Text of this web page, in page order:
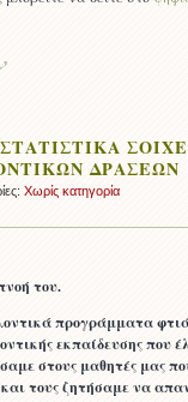
ΔΡΑΣΕΩΝ
Χωρίς κατηγορία
του.
προγράμματα
εκπαίδευσης που
στους μαθητές μας
και τους ζητήσαμε να